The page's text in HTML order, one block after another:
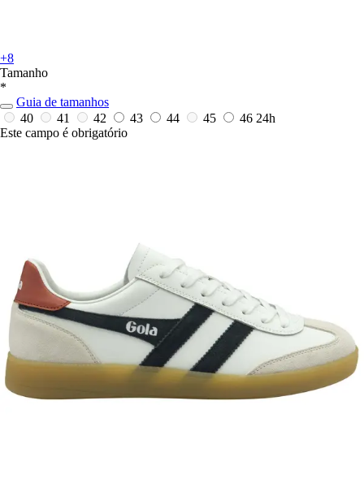
+8
Tamanho
*
Guia de tamanhos
40
41 42 43 44 45 46 24h
Este campo é obrigatório